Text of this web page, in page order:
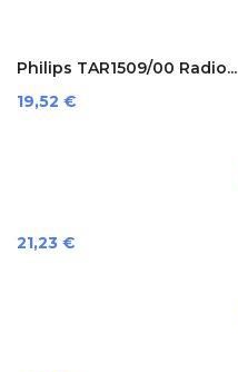
Philips TAR1509/00 Radio...
Preis
19,52 €
Preis
21,23 €